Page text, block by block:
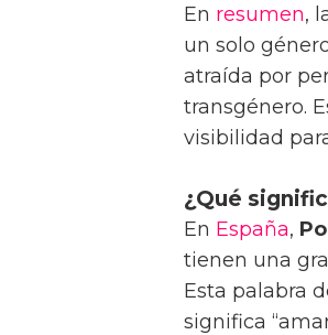
En resumen,
un solo
atraída por
transgénero.
visibilidad
¿Qué
En España,
tienen una
Esta palabra
significa